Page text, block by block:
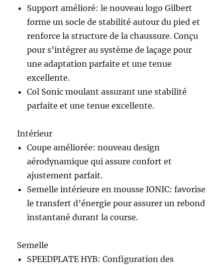
Support amélioré: le nouveau logo Gilbert
forme un socle de stabilité autour du pied et
renforce la structure de la chaussure. Conçu
pour s’intégrer au système de laçage pour
une adaptation parfaite et une tenue
excellente.
Col Sonic moulant assurant une stabilité
parfaite et une tenue excellente.
Intérieur
Coupe améliorée: nouveau design
aérodynamique qui assure confort et
ajustement parfait.
Semelle intérieure en mousse IONIC: favorise
le transfert d’énergie pour assurer un rebond
instantané durant la course.
Semelle
SPEEDPLATE HYB: Configuration des